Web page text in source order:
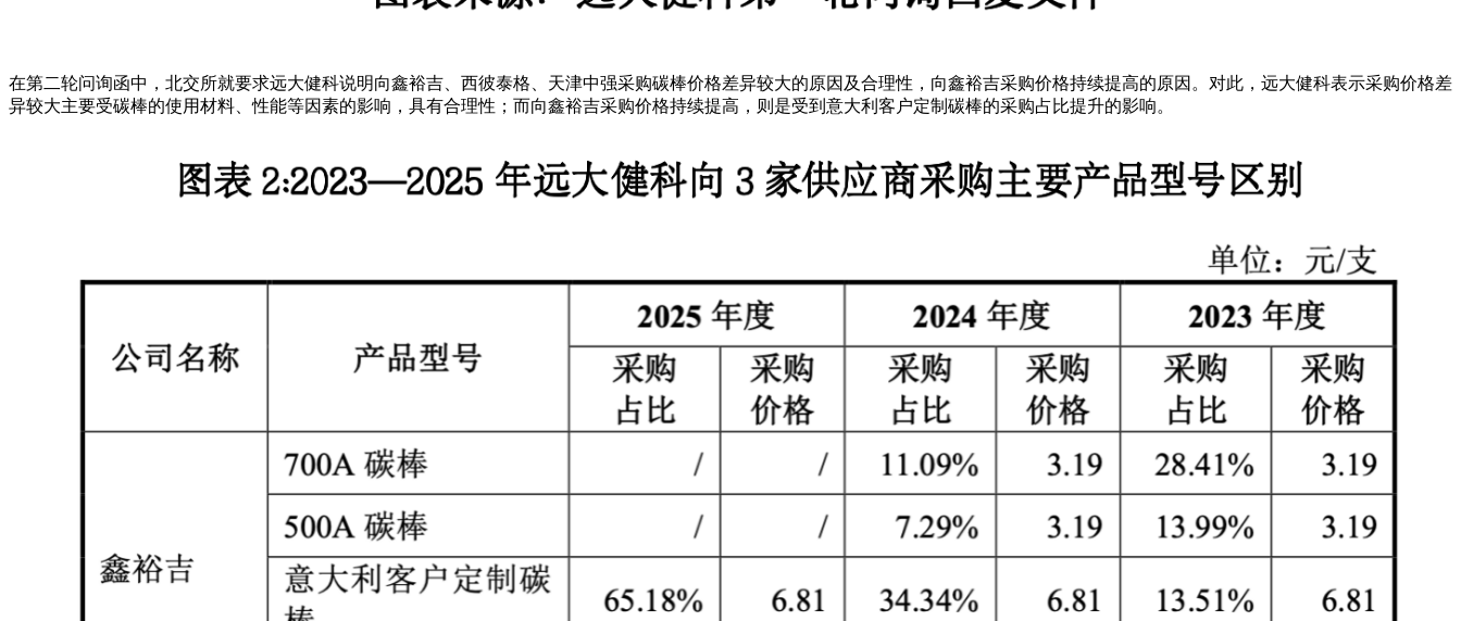
在第二轮问询函中，北交所就要求远大健科说明向鑫裕吉、西彼泰格、天津中强采购碳棒价格差异较大的原因及合理性，向鑫裕吉采购价格持续提高的原因。对此，远大健科表示采购价格差
异较大主要受碳棒的使用材料、性能等因素的影响，具有合理性；而向鑫裕吉采购价格持续提高，则是受到意大利客户定制碳棒的采购占比提升的影响。